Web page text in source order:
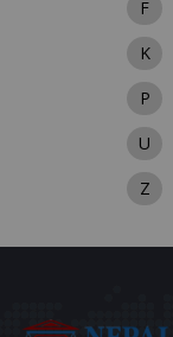
F
K
P
U
Z